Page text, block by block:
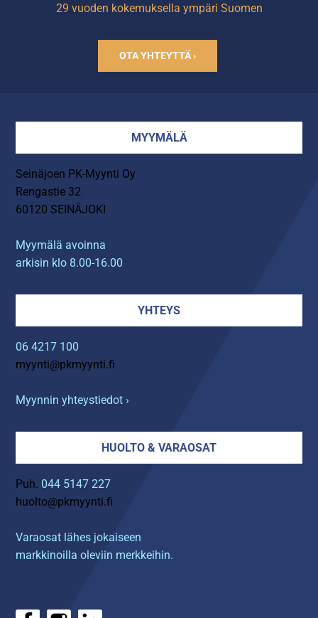
29 vuoden kokemuksella ympäri Suomen
OTA YHTEYTTÄ ›
MYYMÄLÄ
Seinäjoen PK-Myynti Oy
Rengastie 32
60120 SEINÄJOKI
Myymälä avoinna
arkisin klo 8.00-16.00
YHTEYS
06 4217 100
myynti@pkmyynti.fi
Myynnin yhteystiedot ›
HUOLTO & VARAOSAT
Puh. 044 5147 227
huolto@pkmyynti.fi
Varaosat lähes jokaiseen
markkinoilla oleviin merkkeihin.